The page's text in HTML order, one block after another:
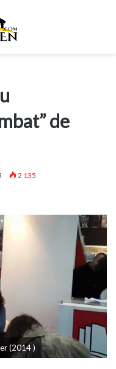
de
2 135
(2014 )